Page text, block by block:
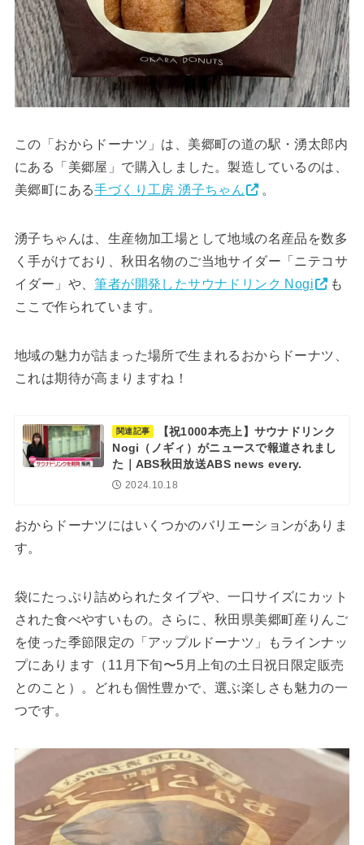
この「おからドーナツ」は、美郷町の道の駅・湧太郎内
にある「美郷屋」で購入しました。製造しているのは、
美郷町にある手づくり工房 湧子ちゃん 。
湧子ちゃんは、生産物加工場として地域の名産品を数多
く手がけており、秋田名物のご当地サイダー「ニテコサ
イダー」や、筆者が開発したサウナドリンク Nogi
も
ここで作られています。
地域の魅力が詰まった場所で生まれるおからドーナツ、
これは期待が高まりますね！
関連記事
【祝1000本売上】サウナドリンク
Nogi（ノギィ）がニュースで報道されまし
た｜ABS秋田放送ABS news every.
2024.10.18
おからドーナツにはいくつかのバリエーションがありま
す。
袋にたっぷり詰められたタイプや、一口サイズにカット
された食べやすいもの。さらに、秋田県美郷町産りんご
を使った季節限定の「アップルドーナツ」もラインナッ
プにあります（11月下旬〜5月上旬の土日祝日限定販売
とのこと）。どれも個性豊かで、選ぶ楽しさも魅力の一
つです。